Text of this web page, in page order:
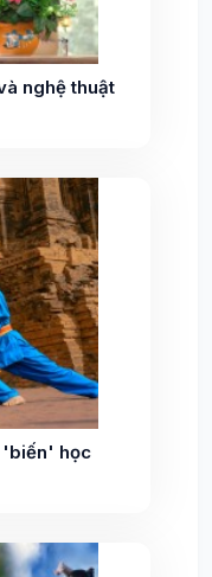
nghệ thuật
'biến' học